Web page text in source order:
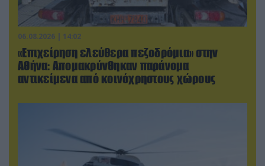
06.08.2026 | 14:02
«Επιχείρηση ελεύθερα πεζοδρόμια» στην
Αθήνα: Απομακρύνθηκαν παράνομα
αντικείμενα από κοινόχρηστους χώρους